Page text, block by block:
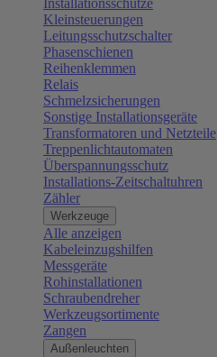
Installationsschütze
Kleinsteuerungen
Leitungsschutzschalter
Phasenschienen
Reihenklemmen
Relais
Schmelzsicherungen
Sonstige Installationsgeräte
Transformatoren und Netzteile
Treppenlichtautomaten
Überspannungsschutz
Installations-Zeitschaltuhren
Zähler
Werkzeuge
Alle anzeigen
Kabeleinzugshilfen
Messgeräte
Rohinstallationen
Schraubendreher
Werkzeugsortimente
Zangen
Außenleuchten